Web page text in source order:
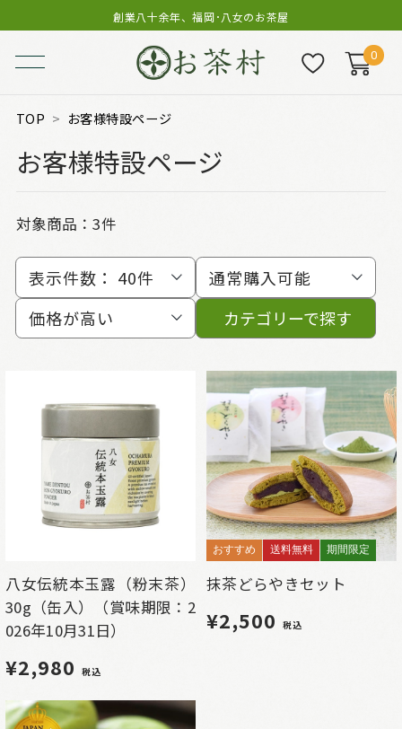
創業八十余年、福岡･八女のお茶屋
0
TOP お客様特設ページ
お客様特設ページ
対象商品： 3件
表示件数： 40件
通常購入可能
価格が高い
カテゴリーで探す
八女伝統本玉露（粉末茶）
30g（缶入）（賞味期限：2
026年10月31日）
¥2,980 税込
おすすめ 送料無料 期間限定
抹茶どらやきセット
¥2,500 税込